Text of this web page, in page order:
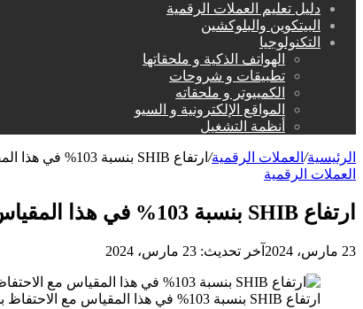
دليل تعليم العملات الرقمية
البيتكوين والبلوكشين
التكنولوجيا
الهواتف الذكية و ملحقاتها
تطبيقات و شروحات
الكمبيوتر و ملحقاته
المواقع الإلكترونية و السيو
أنظمة التشغيل
الرئيسية/ العملات الرقمية/ ارتفاع SHIB بنسبة 103% في هذا المقياس مع الاحتفاظ بملايين العملات للأبد
العملات الرقمية
ارتفاع SHIB بنسبة 103% في هذا المقياس مع الاحتفاظ بملايين العملات للأبد
23 مارس، 2024 آخر تحديث: 23 مارس، 2024
ارتفاع SHIB بنسبة 103% في هذا المقياس مع الاحتفاظ بملايين العملات للأبد